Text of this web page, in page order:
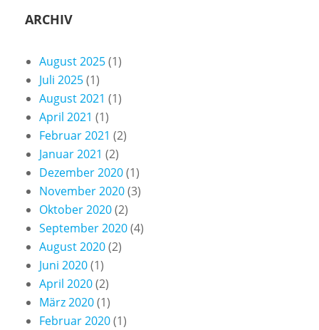
ARCHIV
August 2025(1)
Juli 2025(1)
August 2021 (1)
April 2021 (1)
Februar 2021 (2)
Januar 2021 (2)
Dezember 2020(1)
November 2020(3)
Oktober 2020(2)
September 2020(4)
August 2020(2)
Juni 2020(1)
April 2020(2)
März 2020(1)
Februar 2020(1)